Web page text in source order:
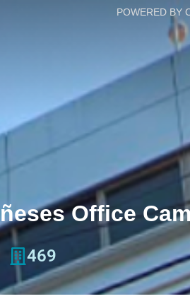
POWERED BY
Office
469